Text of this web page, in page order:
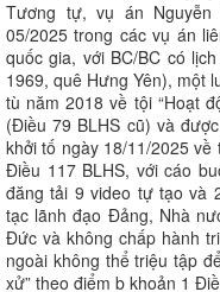
Tương tự, vụ án
05/2025 trong các vụ án
quốc gia, với BC/BC có
1969, quê Hưng Yên), một
tù năm 2018 về tội “Hoạt
(Điều 79 BLHS cũ) và
khởi tố ngày 18/11/2025
Điều 117 BLHS, với cáo
đăng tải 9 video tự tạo và
tạc lãnh đạo Đảng, Nhà
Đức và không chấp hành
ngoài không thể triệu tập
xử” theo điểm b khoản 1